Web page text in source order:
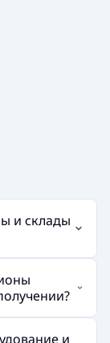
и склады
и